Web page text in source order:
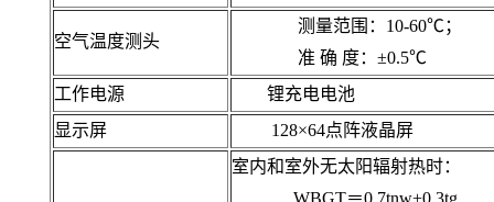
空气温度测头
测量范围：10-60℃；
准 确 度：±0.5℃
工作电源
锂充电电池
显示屏
128×64点阵液晶屏
室内和室外无太阳辐射热时：
WBGT＝0.7tnw+0.3tg